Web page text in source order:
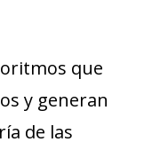
que
y generan
de las